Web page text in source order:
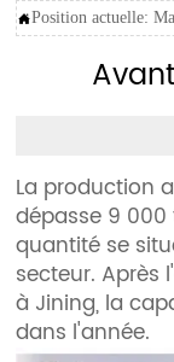
Position actuelle:
La production
dépasse 9
quantité se
secteur. Après
à Jining, la
dans l'année.